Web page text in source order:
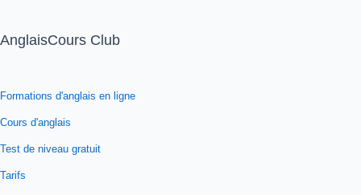
AnglaisCours Club
Formations d'anglais en ligne
Cours d'anglais
Test de niveau gratuit
Tarifs